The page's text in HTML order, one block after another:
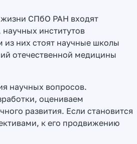
жизни СПбО РАН входят
институтов
из них стоят научные школы
отечественной медицины
научных вопросов.
оцениваем
развития. Если становится
к его продвижению